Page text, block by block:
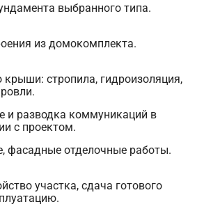
выбранного типа.
из домокомплекта.
крыши: стропила, гидроизоляция,
и разводка коммуникаций в
с проектом.
фасадные отделочные работы.
участка, сдача готового